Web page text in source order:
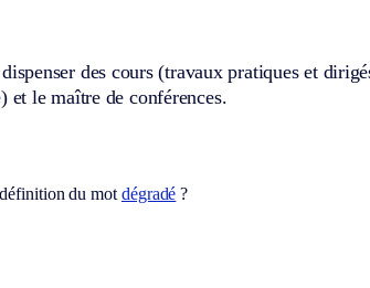
des cours (travaux pratiques et
et le maître de conférences.
du mot dégradé ?